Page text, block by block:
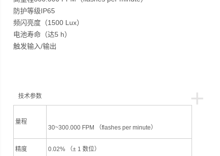
防护等级IP65
频闪亮度（1500 Lux）
电池寿命（达5 h）
触发输入/输出
+
技术参数
量程
30~300.000 FPM （flashes per minute）
精度 0.02% （± 1 数位）